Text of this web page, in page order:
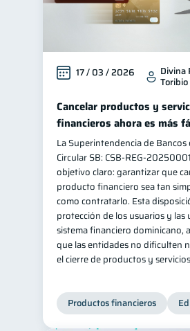
17 / 03 / 2026 Divina
Toribio
Cancelar productos y
financieros ahora es más
La Superintendencia de Bancos
Circular SB:
objetivo claro: garantizar que
producto financiero sea tan
como contratarlo. Esta
protección de los usuarios y las
sistema financiero dominicano,
que las entidades no dificulten
el cierre de productos y
Productos financieros